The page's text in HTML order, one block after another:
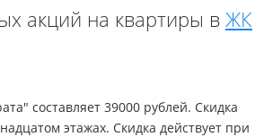
акций на квартиры в ЖК
составляет 39000 рублей. Скидка
этажах. Скидка действует при